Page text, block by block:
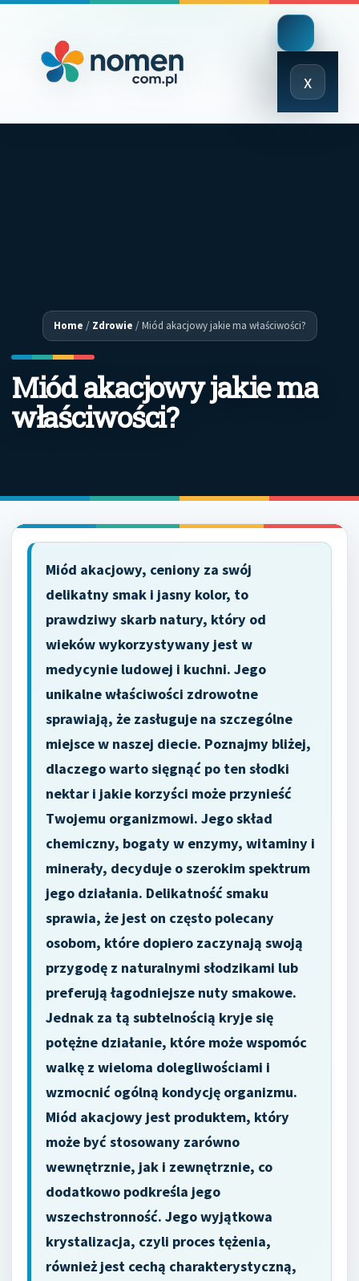
x
Close
Menu
Home / Zdrowie /Miód akacjowy jakie ma właściwości?
Miód akacjowy jakie ma
właściwości?
Miód akacjowy, ceniony za swój
delikatny smak i jasny kolor, to
prawdziwy skarb natury, który od
wieków wykorzystywany jest w
medycynie ludowej i kuchni. Jego
unikalne właściwości zdrowotne
sprawiają, że zasługuje na szczególne
miejsce w naszej diecie. Poznajmy bliżej,
dlaczego warto sięgnąć po ten słodki
nektar i jakie korzyści może przynieść
Twojemu organizmowi. Jego skład
chemiczny, bogaty w enzymy, witaminy i
minerały, decyduje o szerokim spektrum
jego działania. Delikatność smaku
sprawia, że jest on często polecany
osobom, które dopiero zaczynają swoją
przygodę z naturalnymi słodzikami lub
preferują łagodniejsze nuty smakowe.
Jednak za tą subtelnością kryje się
potężne działanie, które może wspomóc
walkę z wieloma dolegliwościami i
wzmocnić ogólną kondycję organizmu.
Miód akacjowy jest produktem, który
może być stosowany zarówno
wewnętrznie, jak i zewnętrznie, co
dodatkowo podkreśla jego
wszechstronność. Jego wyjątkowa
krystalizacja, czyli proces tężenia,
również jest cechą charakterystyczną,